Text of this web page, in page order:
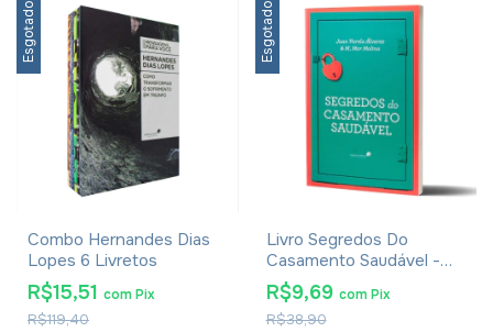
Esgotado
Combo Hernandes Dias
Lopes 6 Livretos
R$119,40
R$15,51 comPix
Esgotado
Livro Segredos Do
Casamento Saudável -
Juan Varela Alvarez e M.
Mar Molina
R$38,90
R$9,69 com Pix